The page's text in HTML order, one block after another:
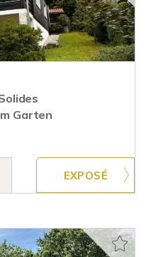
Garten